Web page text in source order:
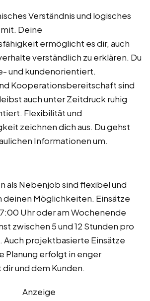
Verständnis und logisches
Deine
ermöglicht es dir, auch
verständlich zu erklären. Du
und kundenorientiert.
Kooperationsbereitschaft sind
auch unter Zeitdruck ruhig
Flexibilität und
zeichnen dich aus. Du gehst
Informationen um.
als Nebenjob sind flexibel und
deinen Möglichkeiten. Einsätze
Uhr oder am Wochenende
zwischen 5 und 12 Stunden pro
Auch projektbasierte Einsätze
Planung erfolgt in enger
und dem Kunden.
Anzeige